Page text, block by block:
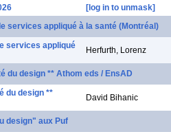
[log in to unmask]
services appliqué à la santé (Montréal)
services appliqué
Herfurth, Lorenz
du design ** Athom eds / EnsAD
du design **
David Bihanic
design" aux Puf